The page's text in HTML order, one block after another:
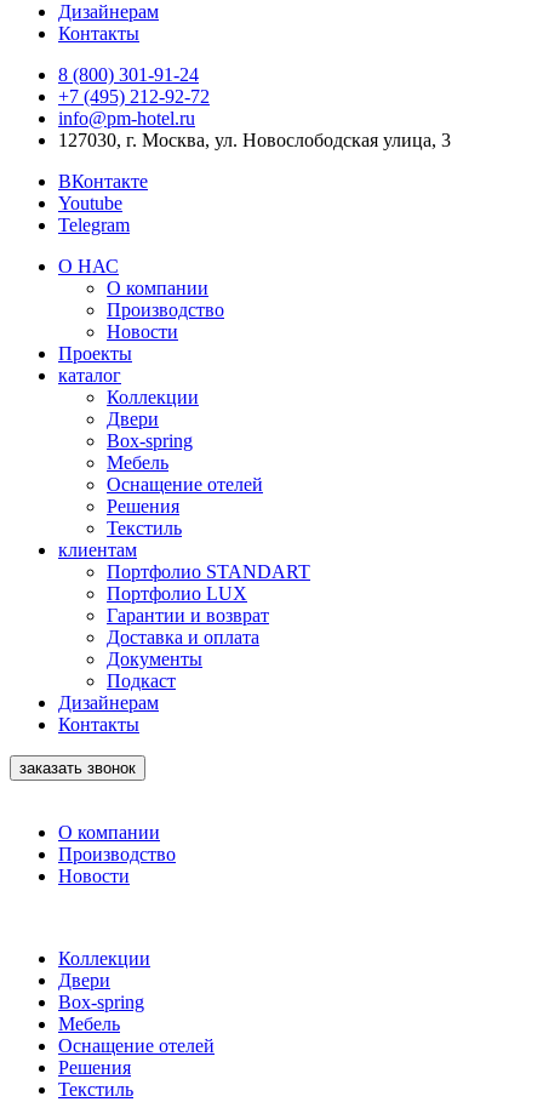
Дизайнерам
Контакты
8 (800) 301‑91‑24
+7 (495) 212‑92‑72
info@pm-hotel.ru
127030, г. Москва, ул. Новослободская улица, 3
ВКонтакте
Youtube
Telegram
О НАС
О компании
Производство
Новости
Проекты
каталог
Коллекции
Двери
Box-spring
Мебель
Оснащение отелей
Решения
Текстиль
клиентам
Портфолио STANDART
Портфолио LUX
Гарантии и возврат
Доставка и оплата
Документы
Подкаст
Дизайнерам
Контакты
заказать звонок
О компании
Производство
Новости
Коллекции
Двери
Box-spring
Мебель
Оснащение отелей
Решения
Текстиль